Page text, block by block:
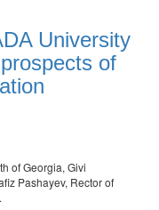
University
of
of Georgia, Givi
Pashayev, Rector of